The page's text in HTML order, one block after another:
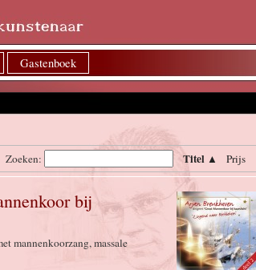
Gastenboek
Zoeken: Titel ▲ Prijs
bij
mannenkoorzang, massale